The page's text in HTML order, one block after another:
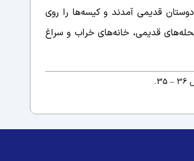
قدیمی آمدند و کیسه‌ها را روی
قدیمی، خانه‌های خراب و سراغ
–